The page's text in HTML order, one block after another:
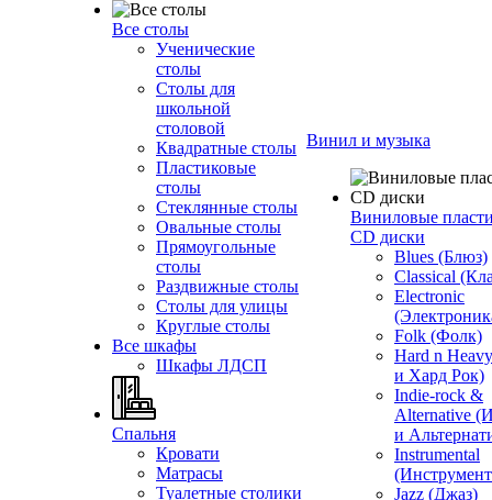
Все столы
Ученические
столы
Столы для
школьной
столовой
Квадратные столы
Пластиковые
столы
Стеклянные столы
Овальные столы
Прямоугольные
столы
Раздвижные столы
Столы для улицы
Круглые столы
Все шкафы
Шкафы ЛДСП
Спальня
Кровати
Матрасы
Туалетные столики
Винил и музыка
Виниловые
CD диски
Blues (Блюз)
Classical
Electronic
Folk (Фолк)
Hard n
и Хард Рок)
Indie-rock &
Alternative
и
Instrumental
Jazz (Джаз)